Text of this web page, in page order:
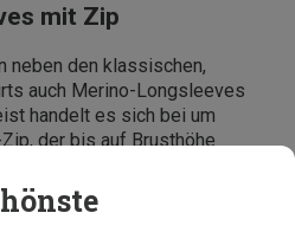
mit Zip
neben den klassischen,
auch Merino-Longsleeves
handelt es sich bei um
der bis auf Brusthöhe
Dir der Zip bietet. So kannst
schnell für etwas
das Longsleeve ausziehen